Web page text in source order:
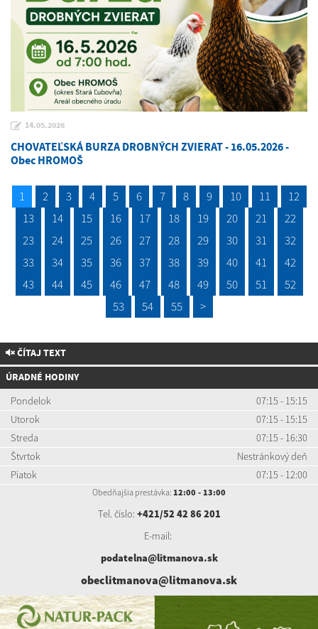
14.05.2026
CHOVATEĽSKÁ BURZA DROBNÝCH ZVIERAT - 16.05.2026 -
Obec HROMOŠ
1 2 3 4 5 6 7 8 9 10 11
12
13
14 15 16 17 18 19 20 21
22
23
24 25 26 27 28 29 30 31
32
33
34 35 36 37 38 39 40 41
42
43
44 45 46 47 48 49 50 51
52
53
54 55 >
ČÍTAJ TEXT
ÚRADNÉ HODINY
Pondelok
07:15 - 15:15
Utorok
07:15 - 15:15
Streda
07:15 - 16:30
Štvrtok
Nestránkový deň
Piatok
07:15 - 12:00
Obedňajšia prestávka: 12:00 - 13:00
Tel. číslo: +421/52 42 86 201
E-mail:
podatelna@litmanova.sk
obeclitmanova@litmanova.sk